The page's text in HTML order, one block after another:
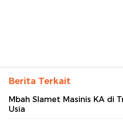
Berita Terkait
Mbah Slamet Masinis KA di
Usia